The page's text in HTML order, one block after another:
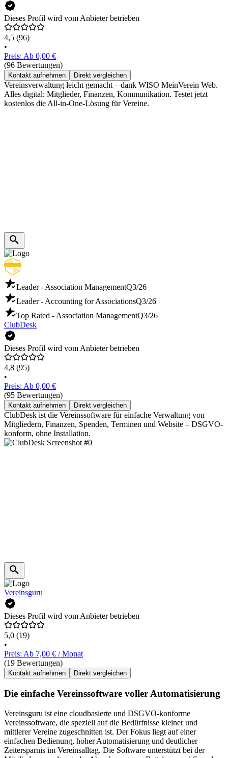
Dieses Profil wird vom Anbieter betrieben
4,5 (96)
•
Preis: Ab 0,00 €
(96 Bewertungen)
Kontakt aufnehmen Direkt vergleichen
Vereinsverwaltung leicht gemacht – dank WISO MeinVerein Web.
Alles digital: Mitglieder, Finanzen, Kommunikation. Testet jetzt
kostenlos die All-in-One-Lösung für Vereine.
Leader - Association ManagementQ3/26
Leader - Accounting for AssociationsQ3/26
Top Rated - Association ManagementQ3/26
ClubDesk
Dieses Profil wird vom Anbieter betrieben
4,8 (95)
•
Preis: Ab 0,00 €
(95 Bewertungen)
Kontakt aufnehmen Direkt vergleichen
ClubDesk ist die Vereinssoftware für einfache Verwaltung von
Mitgliedern, Finanzen, Spenden, Terminen und Website – DSGVO-
konform, ohne Installation.
Vereinsguru
Dieses Profil wird vom Anbieter betrieben
5,0 (19)
•
Preis: Ab 7,00 € / Monat
(19 Bewertungen)
Kontakt aufnehmen Direkt vergleichen
Die einfache Vereinssoftware voller Automatisierung
Vereinsguru ist eine cloudbasierte und DSGVO-konforme
Vereinssoftware, die speziell auf die Bedürfnisse kleiner und
mittlerer Vereine zugeschnitten ist. Der Fokus liegt auf einer
einfachen Bedienung, hoher Automatisierung und deutlicher
Zeitersparnis im Vereinsalltag. Die Software unterstützt bei der